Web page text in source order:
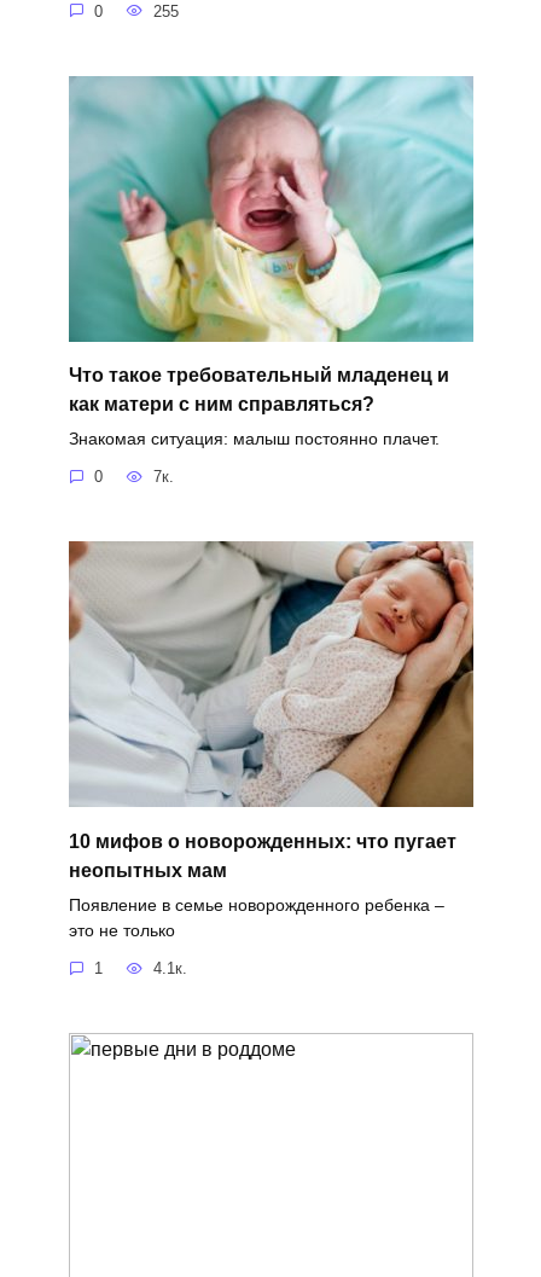
0 255
Что такое требовательный младенец и
как матери с ним справляться?
Знакомая ситуация: малыш постоянно плачет.
0 7к.
10 мифов о новорожденных: что пугает
неопытных мам
Появление в семье новорожденного ребенка –
это не только
1 4.1к.